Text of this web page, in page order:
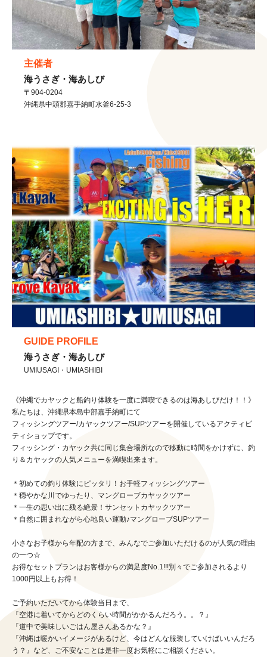
主催者
海うさぎ・海あしび
〒904-0204
沖縄県中頭郡嘉手納町水釜6-25-3
GUIDE PROFILE
海うさぎ・海あしび
UMIUSAGI・UMIASHIBI
《沖縄でカヤックと船釣り体験を一度に満喫できるのは海あしびだけ！！》
私たちは、沖縄県本島中部嘉手納町にて
フィッシングツアー/カヤックツアー/SUPツアーを開催しているアクティビ
ティショップです。
フィッシング・カヤック共に同じ集合場所なので移動に時間をかけずに、釣
り＆カヤックの人気メニューを満喫出来ます。
＊初めての釣り体験にピッタリ！お手軽フィッシングツアー
＊穏やかな川でゆったり、マングローブカヤックツアー
＊一生の思い出に残る絶景！サンセットカヤックツアー
＊自然に囲まれながら心地良い運動♪マングローブSUPツアー
小さなお子様から年配の方まで、みんなでご参加いただけるのが人気の理由
の一つ☆
お得なセットプランはお客様からの満足度No.1!!!別々でご参加されるより
1000円以上もお得！
ご予約いただいてから体験当日まで、
『空港に着いてからどのくらい時間がかかるんだろう。。？』
『道中で美味しいごはん屋さんあるかな？』
『沖縄は暖かいイメージがあるけど、今はどんな服装していけばいいんだろ
う？』など、ご不安なことは是非一度お気軽にご相談ください。